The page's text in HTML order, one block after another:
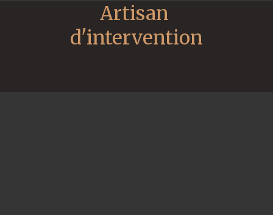
Artisan
d'intervention